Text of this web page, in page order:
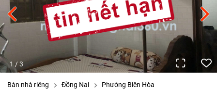
1 /3
Bán nhà riêng Đồng Nai Phường Biên Hòa